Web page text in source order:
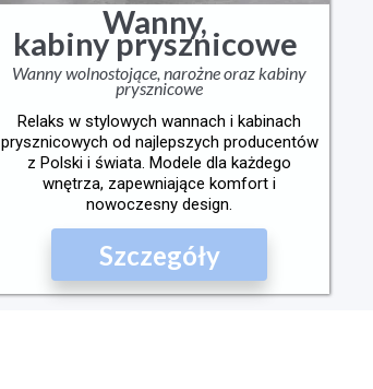
Wanny,
kabiny prysznicowe
Wanny wolnostojące, narożne oraz kabiny
prysznicowe
Relaks w stylowych wannach i kabinach
prysznicowych od najlepszych producentów
z Polski i świata. Modele dla każdego
wnętrza, zapewniające komfort i
nowoczesny design.
Szczegóły